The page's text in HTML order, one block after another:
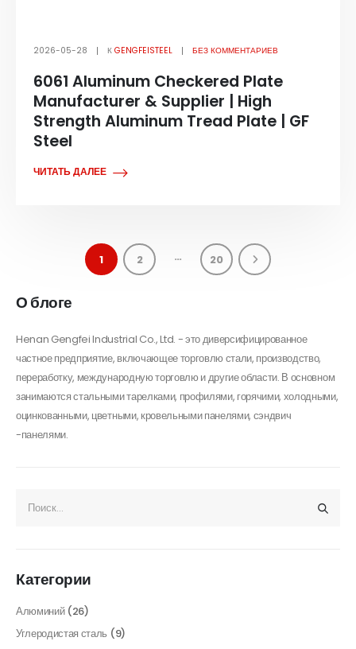
2026-05-28 К GENGFEISTEEL БЕЗ КОММЕНТАРИЕВ
6061 Aluminum Checkered Plate
Manufacturer & Supplier | High
Strength Aluminum Tread Plate | GF
Steel
ЧИТАТЬ ДАЛЕЕ
1 2 … 20
О блоге
Henan Gengfei Industrial Co., Ltd. - это диверсифицированное
частное предприятие, включающее торговлю стали, производство,
переработку, международную торговлю и другие области. В основном
занимаются стальными тарелками, профилями, горячими, холодными,
оцинкованными, цветными, кровельными панелями, сэндвич
-панелями.
Категории
Алюминий(26)
Углеродистая сталь (9)